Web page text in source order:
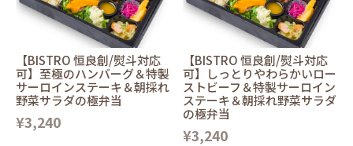
【BISTRO 恒良創/熨斗対応
可】至極のハンバーグ＆特製
サーロインステーキ＆朝採れ
野菜サラダの極弁当
¥3,240
【BISTRO 恒良創/熨斗対応
可】しっとりやわらかいロー
ストビーフ＆特製サーロイン
ステーキ＆朝採れ野菜サラダ
の極弁当
¥3,240